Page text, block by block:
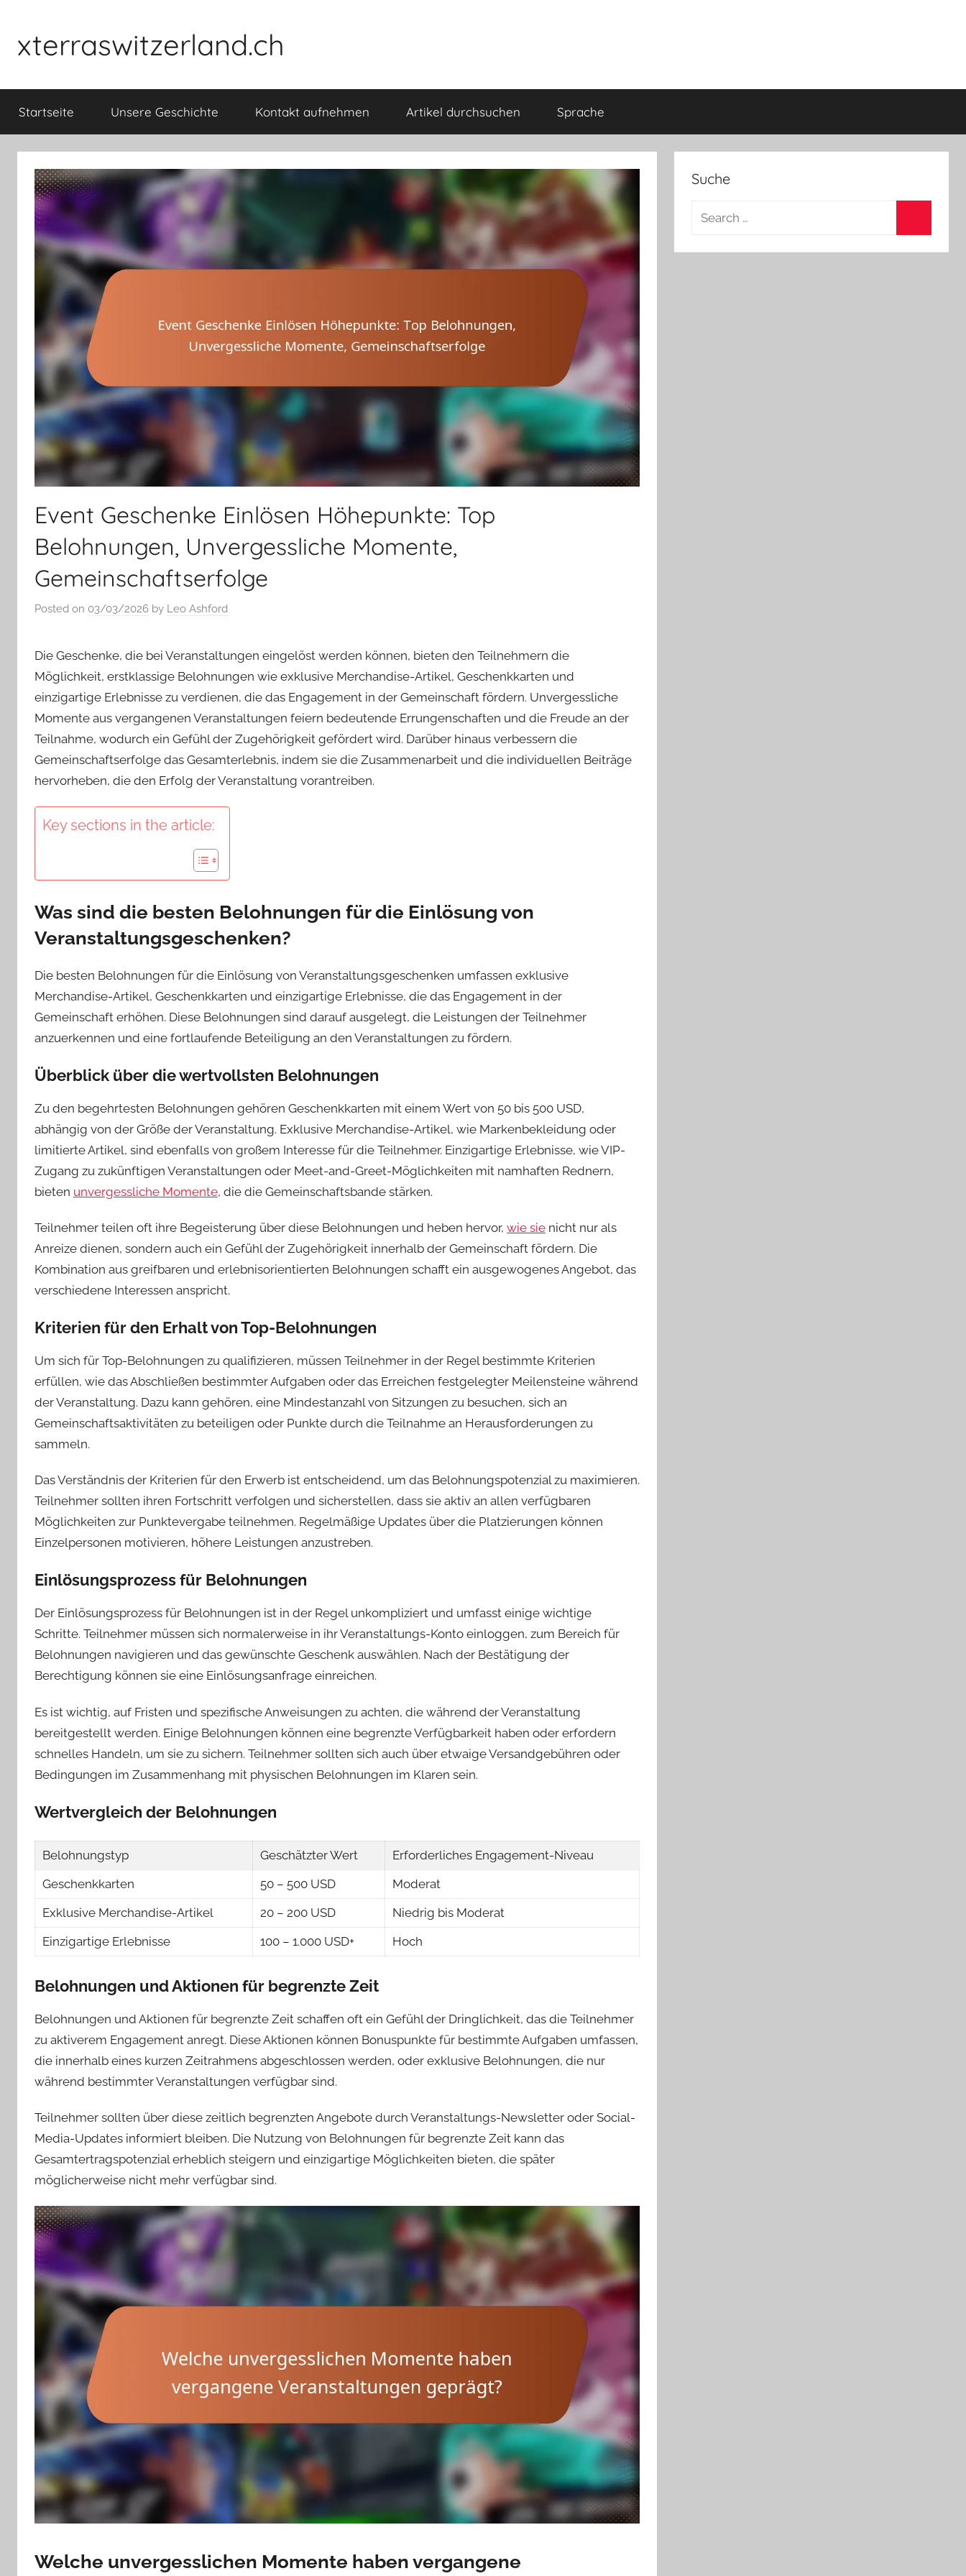
content
xterraswitzerland.ch
Startseite Unsere Geschichte Kontakt aufnehmen Artikel durchsuchen Sprache
Event Geschenke Einlösen Höhepunkte: Top
Belohnungen, Unvergessliche Momente,
Gemeinschaftserfolge
Posted on 03/03/2026 by Leo Ashford
Die Geschenke, die bei Veranstaltungen eingelöst werden können, bieten den Teilnehmern die
Möglichkeit, erstklassige Belohnungen wie exklusive Merchandise-Artikel, Geschenkkarten und
einzigartige Erlebnisse zu verdienen, die das Engagement in der Gemeinschaft fördern. Unvergessliche
Momente aus vergangenen Veranstaltungen feiern bedeutende Errungenschaften und die Freude an der
Teilnahme, wodurch ein Gefühl der Zugehörigkeit gefördert wird. Darüber hinaus verbessern die
Gemeinschaftserfolge das Gesamterlebnis, indem sie die Zusammenarbeit und die individuellen Beiträge
hervorheben, die den Erfolg der Veranstaltung vorantreiben.
Key sections in the article:
Was sind die besten Belohnungen für die Einlösung von
Veranstaltungsgeschenken?
Die besten Belohnungen für die Einlösung von Veranstaltungsgeschenken umfassen exklusive
Merchandise-Artikel, Geschenkkarten und einzigartige Erlebnisse, die das Engagement in der
Gemeinschaft erhöhen. Diese Belohnungen sind darauf ausgelegt, die Leistungen der Teilnehmer
anzuerkennen und eine fortlaufende Beteiligung an den Veranstaltungen zu fördern.
Überblick über die wertvollsten Belohnungen
Zu den begehrtesten Belohnungen gehören Geschenkkarten mit einem Wert von 50 bis 500 USD,
abhängig von der Größe der Veranstaltung. Exklusive Merchandise-Artikel, wie Markenbekleidung oder
limitierte Artikel, sind ebenfalls von großem Interesse für die Teilnehmer. Einzigartige Erlebnisse, wie VIP-
Zugang zu zukünftigen Veranstaltungen oder Meet-and-Greet-Möglichkeiten mit namhaften Rednern,
bieten unvergessliche Momente, die die Gemeinschaftsbande stärken.
Teilnehmer teilen oft ihre Begeisterung über diese Belohnungen und heben hervor, wie sie nicht nur als
Anreize dienen, sondern auch ein Gefühl der Zugehörigkeit innerhalb der Gemeinschaft fördern. Die
Kombination aus greifbaren und erlebnisorientierten Belohnungen schafft ein ausgewogenes Angebot, das
verschiedene Interessen anspricht.
Kriterien für den Erhalt von Top-Belohnungen
Um sich für Top-Belohnungen zu qualifizieren, müssen Teilnehmer in der Regel bestimmte Kriterien
erfüllen, wie das Abschließen bestimmter Aufgaben oder das Erreichen festgelegter Meilensteine während
der Veranstaltung. Dazu kann gehören, eine Mindestanzahl von Sitzungen zu besuchen, sich an
Gemeinschaftsaktivitäten zu beteiligen oder Punkte durch die Teilnahme an Herausforderungen zu
sammeln.
Das Verständnis der Kriterien für den Erwerb ist entscheidend, um das Belohnungspotenzial zu maximieren.
Teilnehmer sollten ihren Fortschritt verfolgen und sicherstellen, dass sie aktiv an allen verfügbaren
Möglichkeiten zur Punktevergabe teilnehmen. Regelmäßige Updates über die Platzierungen können
Einzelpersonen motivieren, höhere Leistungen anzustreben.
Einlösungsprozess für Belohnungen
Der Einlösungsprozess für Belohnungen ist in der Regel unkompliziert und umfasst einige wichtige
Schritte. Teilnehmer müssen sich normalerweise in ihr Veranstaltungs-Konto einloggen, zum Bereich für
Belohnungen navigieren und das gewünschte Geschenk auswählen. Nach der Bestätigung der
Berechtigung können sie eine Einlösungsanfrage einreichen.
Es ist wichtig, auf Fristen und spezifische Anweisungen zu achten, die während der Veranstaltung
bereitgestellt werden. Einige Belohnungen können eine begrenzte Verfügbarkeit haben oder erfordern
schnelles Handeln, um sie zu sichern. Teilnehmer sollten sich auch über etwaige Versandgebühren oder
Bedingungen im Zusammenhang mit physischen Belohnungen im Klaren sein.
Wertvergleich der Belohnungen
Belohnungstyp Geschätzter Wert
Erforderliches Engagement-Niveau
Geschenkkarten
50 – 500 USD
Moderat
Exklusive Merchandise-Artikel
20 – 200 USD
Niedrig bis Moderat
Einzigartige Erlebnisse
100 – 1.000 USD+ Hoch
Belohnungen und Aktionen für begrenzte Zeit
Belohnungen und Aktionen für begrenzte Zeit schaffen oft ein Gefühl der Dringlichkeit, das die Teilnehmer
zu aktiverem Engagement anregt. Diese Aktionen können Bonuspunkte für bestimmte Aufgaben umfassen,
die innerhalb eines kurzen Zeitrahmens abgeschlossen werden, oder exklusive Belohnungen, die nur
während bestimmter Veranstaltungen verfügbar sind.
Teilnehmer sollten über diese zeitlich begrenzten Angebote durch Veranstaltungs-Newsletter oder Social-
Media-Updates informiert bleiben. Die Nutzung von Belohnungen für begrenzte Zeit kann das
Gesamtertragspotenzial erheblich steigern und einzigartige Möglichkeiten bieten, die später
möglicherweise nicht mehr verfügbar sind.
Welche unvergesslichen Momente haben vergangene
Suche
Search